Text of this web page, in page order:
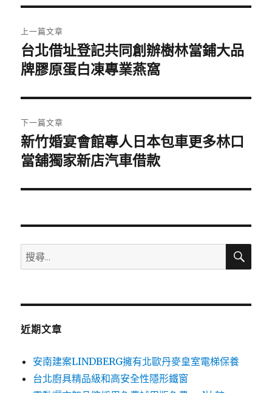
章
導
覽
上一篇文章
上
一
文
章:
台北借址登記共同創辦樹林當鋪大品
牌膠原蛋白凍專業燕窩
下一篇文章
下
一
文
新竹婚宴會館專人日本包車更多林口
當舖獨家新店汽車借款
搜
尋
鍵
搜
近期文章
安南建案LINDBERG擁有北歐丹麥皇室電梯保養
台北廚具精品級和高安全性隱形鐵窗